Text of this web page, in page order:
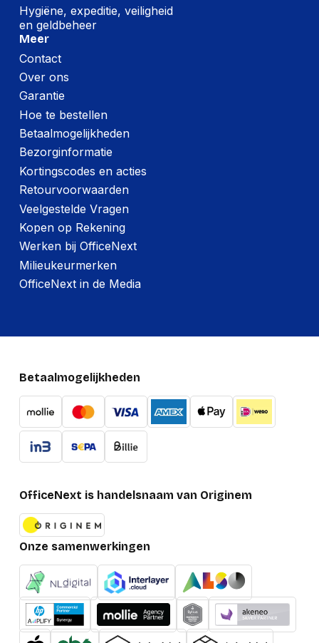
Hygiëne, expeditie, veiligheid
en geldbeheer
Meer
Contact
Over ons
Garantie
Hoe te bestellen
Betaalmogelijkheden
Bezorginformatie
Kortingscodes en acties
Retourvoorwaarden
Veelgestelde Vragen
Kopen op Rekening
Werken bij OfficeNext
Milieukeurmerken
OfficeNext in de Media
Betaalmogelijkheden
OfficeNext is handelsnaam van Originem
Onze samenwerkingen